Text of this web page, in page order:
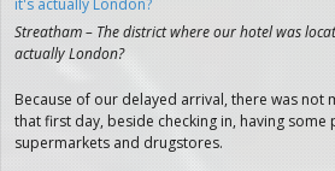
Streatham – The district where our hotel was
actually London?
Because of our delayed arrival, there was not
that first day, beside checking in, having some
supermarkets and drugstores.